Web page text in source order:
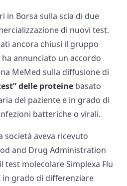
in Borsa sulla scia di due
di nuovi test.
ancora chiusi il gruppo
annunciato un accordo
MeMed sulla diffusione di
delle proteine basato
del paziente e in grado di
batteriche o virali.
società aveva ricevuto
and Drug Administration
test molecolare Simplexa Flu
in grado di differenziare